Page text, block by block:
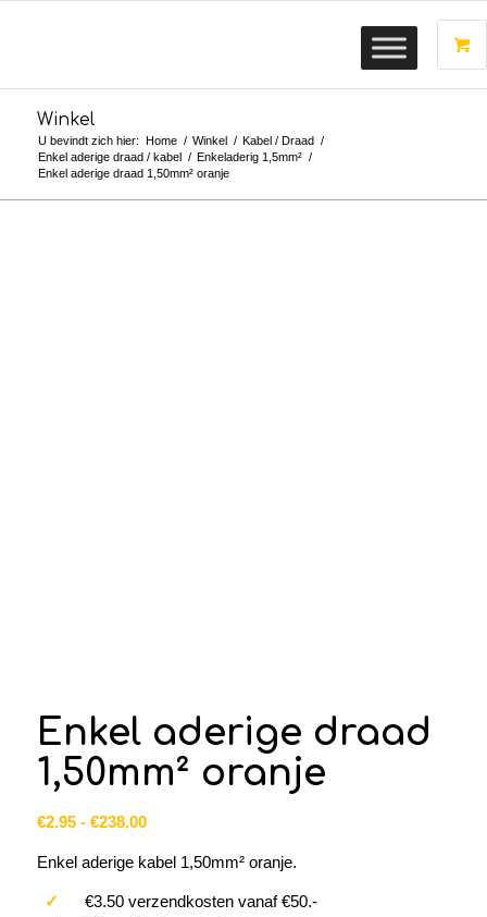
Winkel
U bevindt zich hier: Home / Winkel / Kabel / Draad /
Enkel aderige draad / kabel / Enkeladerig 1,5mm² /
Enkel aderige draad 1,50mm² oranje
Enkel aderige draad
1,50mm² oranje
€2.95 - €238.00Prijsklasse:
tot
€238.00
Enkel aderige kabel 1,50mm² oranje.
✓ €3.50 verzendkosten vanaf €50.-